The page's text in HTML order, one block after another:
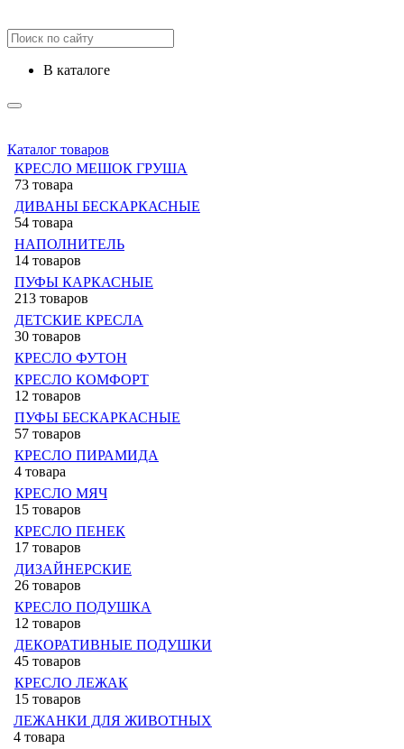
в каталоге
Каталог товаров
КРЕСЛО МЕШОК ГРУША
73 товара
ДИВАНЫ БЕСКАРКАСНЫЕ
54 товара
НАПОЛНИТЕЛЬ
14 товаров
ПУФЫ КАРКАСНЫЕ
213 товаров
ДЕТСКИЕ КРЕСЛА
30 товаров
КРЕСЛО ФУТОН
КРЕСЛО КОМФОРТ
12 товаров
ПУФЫ БЕСКАРКАСНЫЕ
57 товаров
КРЕСЛО ПИРАМИДА
4 товара
КРЕСЛО МЯЧ
15 товаров
КРЕСЛО ПЕНЕК
17 товаров
ДИЗАЙНЕРСКИЕ
26 товаров
КРЕСЛО ПОДУШКА
12 товаров
ДЕКОРАТИВНЫЕ ПОДУШКИ
45 товаров
КРЕСЛО ЛЕЖАК
15 товаров
ЛЕЖАНКИ ДЛЯ ЖИВОТНЫХ
4 товара